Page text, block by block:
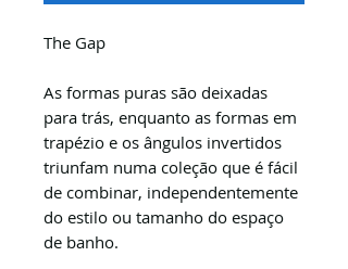
The Gap
As formas puras são deixadas
para trás, enquanto as formas em
trapézio e os ângulos invertidos
triunfam numa coleção que é fácil
de combinar, independentemente
do estilo ou tamanho do espaço
de banho.